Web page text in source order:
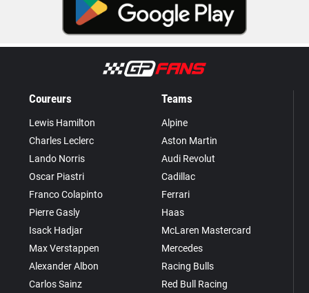
Coureurs
Lewis Hamilton
Charles Leclerc
Lando Norris
Oscar Piastri
Franco Colapinto
Pierre Gasly
Isack Hadjar
Max Verstappen
Alexander Albon
Carlos Sainz
Teams
Alpine
Aston Martin
Audi Revolut
Cadillac
Ferrari
Haas
McLaren Mastercard
Mercedes
Racing Bulls
Red Bull Racing